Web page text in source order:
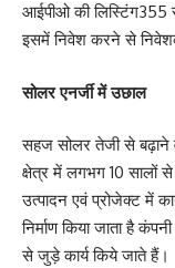
आईपीओ की लिस्टिंग355
इसमें निवेश करने से
सोलर एनर्जी में उछाल
सहज सोलर तेजी से बढ़ाने
क्षेत्र में लगभग 10 सालों से
उत्पादन एवं प्रोजेक्ट में
निर्माण किया जाता है
से जुड़े कार्य किये जाते हैं।